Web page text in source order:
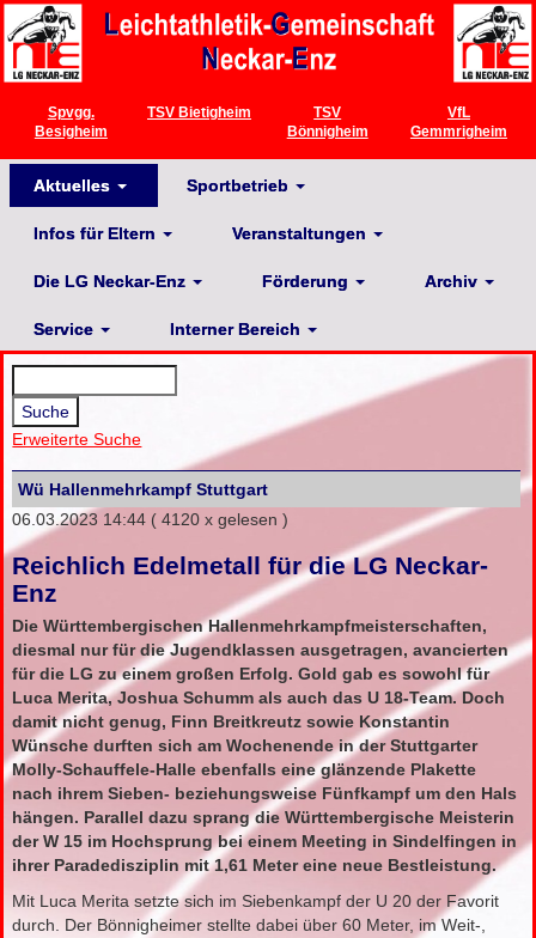
Spvgg.
Besigheim
TSV Bietigheim
TSV
Bönnigheim
VfL
Gemmrigheim
Aktuelles Sportbetrieb
Infos für Eltern Veranstaltungen
Die LG Neckar-Enz Förderung Archiv
Service Interner Bereich
Erweiterte Suche
Wü Hallenmehrkampf Stuttgart
06.03.2023 14:44 ( 4120 x gelesen )
Reichlich Edelmetall für die LG Neckar-
Enz
Die Württembergischen Hallenmehrkampfmeisterschaften,
diesmal nur für die Jugendklassen ausgetragen, avancierten
für die LG zu einem großen Erfolg. Gold gab es sowohl für
Luca Merita, Joshua Schumm als auch das U 18-Team. Doch
damit nicht genug, Finn Breitkreutz sowie Konstantin
Wünsche durften sich am Wochenende in der Stuttgarter
Molly-Schauffele-Halle ebenfalls eine glänzende Plakette
nach ihrem Sieben- beziehungsweise Fünfkampf um den Hals
hängen. Parallel dazu sprang die Württembergische Meisterin
der W 15 im Hochsprung bei einem Meeting in Sindelfingen in
ihrer Paradedisziplin mit 1,61 Meter eine neue Bestleistung.
Mit Luca Merita setzte sich im Siebenkampf der U 20 der Favorit
durch. Der Bönnigheimer stellte dabei über 60 Meter, im Weit-,